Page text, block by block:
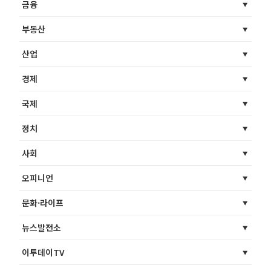
금융
부동산
산업
경제
국제
정치
사회
오피니언
문화·라이프
뉴스발전소
이투데이TV